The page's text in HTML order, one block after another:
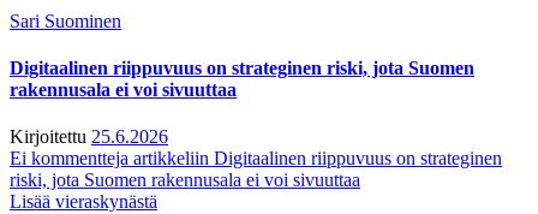
Sari Suominen
Digitaalinen riippuvuus on strateginen riski, jota Suomen
rakennusala ei voi sivuuttaa
Kirjoitettu 25.6.2026
Ei kommentteja artikkeliin Digitaalinen riippuvuus on strateginen
riski, jota Suomen rakennusala ei voi sivuuttaa
Lisää vieraskynästä